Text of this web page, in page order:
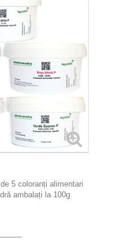
/ GDPR
+
5 coloranți alimentari
ambalați la 100g